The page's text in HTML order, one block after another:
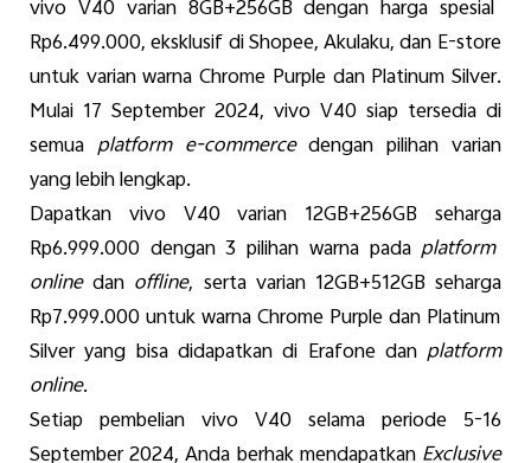
vivo V40 varian8GB+256GBdengan harga spesial
Rp6.499.000,eksklusifdi Shopee,Akulaku, dan E-store
untuk varian warna Chrome Purple dan PlatinumSilver.
Mulai 17 September 2024, vivo V40siap tersedia di
semua platform e-commerce dengan pilihan varian
yanglebihlengkap.
Dapatkanvivo V40varian 12GB+256GBseharga
Rp6.999.000 dengan 3pilihan warnapadaplatform
onlinedan offline, serta varian12GB+512GBseharga
Rp7.999.000untukwarnaChrome Purpledan Platinum
Silver yang bisa didapatkandi Erafonedanplatform
online.
Setiap pembelianvivo V40selama periode 5-16
September 2024, Anda berhakmendapatkan Exclusive